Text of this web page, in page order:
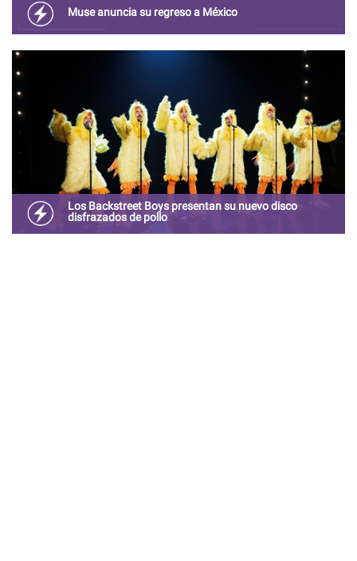
Muse anuncia su regreso a México
Los Backstreet Boys presentan su nuevo disco
disfrazados de pollo